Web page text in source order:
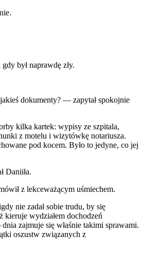
był naprawdę zły.
dokumenty? — zapytał spokojnie
kilka kartek: wypisy ze szpitala,
z motelu i wizytówkę notariusza.
pod kocem. Było to jedyne, co jej
Daniiła.
z lekceważącym uśmiechem.
nie zadał sobie trudu, by się
wydziałem dochodzeń
zajmuje się właśnie takimi sprawami.
oszustw związanych z